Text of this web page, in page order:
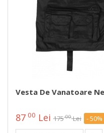
Vesta De Vanatoare
87 00 Lei 17500 Lei - 50%